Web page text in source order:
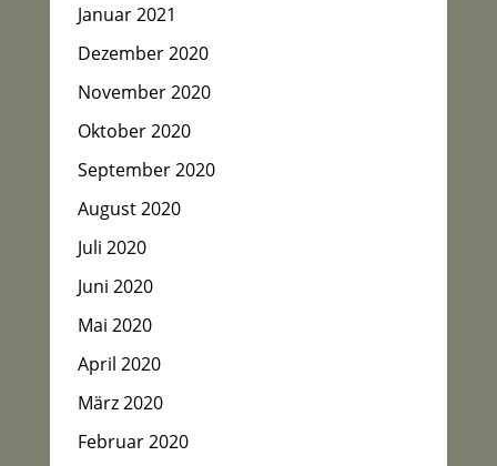
Januar 2021
Dezember 2020
November 2020
Oktober 2020
September 2020
August 2020
Juli 2020
Juni 2020
Mai 2020
April 2020
März 2020
Februar 2020